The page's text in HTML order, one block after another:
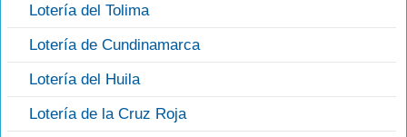
Lotería del Tolima
Lotería de Cundinamarca
Lotería del Huila
Lotería de la Cruz Roja